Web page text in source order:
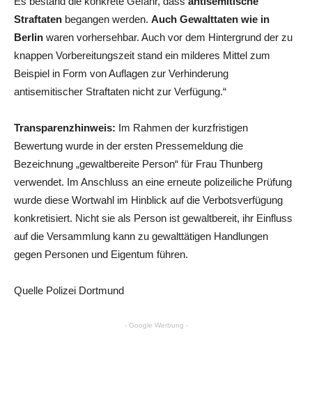
Straftaten begangen werden. Auch Gewalttaten wie in
Berlin waren vorhersehbar. Auch vor dem Hintergrund der zu
knappen Vorbereitungszeit stand ein milderes Mittel zum
Beispiel in Form von Auflagen zur Verhinderung
antisemitischer Straftaten nicht zur Verfügung.“
Transparenzhinweis: Im Rahmen der kurzfristigen
Bewertung wurde in der ersten Pressemeldung die
Bezeichnung „gewaltbereite Person“ für Frau Thunberg
verwendet. Im Anschluss an eine erneute polizeiliche Prüfung
wurde diese Wortwahl im Hinblick auf die Verbotsverfügung
konkretisiert. Nicht sie als Person ist gewaltbereit, ihr Einfluss
auf die Versammlung kann zu gewalttätigen Handlungen
gegen Personen und Eigentum führen.
Quelle Polizei Dortmund
- Google Werbung -